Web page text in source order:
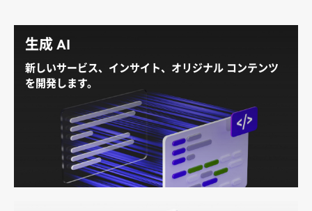
生成 AI
新しいサービス、インサイト、オリジナル コンテンツ
を開発します。
次世代 AI、グラフィックス、メディア アクセラレーシ
ョン機能を備えた L40S は、前世代のNVIDIA A40
りも最大 5 倍高い推論性能を提供します。画期的なパ
フォーマンスと 48 ギガバイト (GB) のメモリ容量を備
えた L40S は、マルチモーダル生成 AI ワークロードを